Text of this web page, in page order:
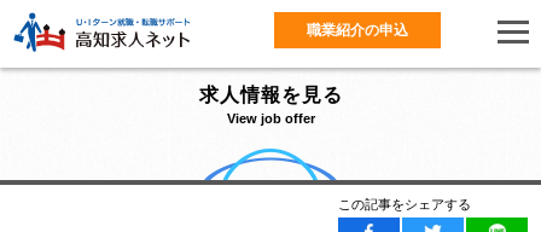
職業紹介の申込
求人情報を見る
View job offer
この記事をシェアする